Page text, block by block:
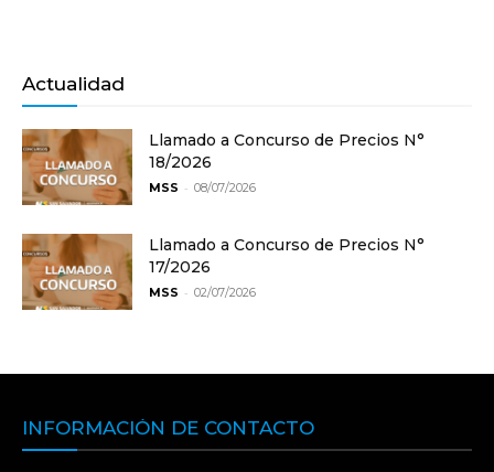
Actualidad
Llamado a Concurso de Precios N°
18/2026
MSS - 08/07/2026
Llamado a Concurso de Precios N°
17/2026
MSS - 02/07/2026
INFORMACIÓN DE CONTACTO